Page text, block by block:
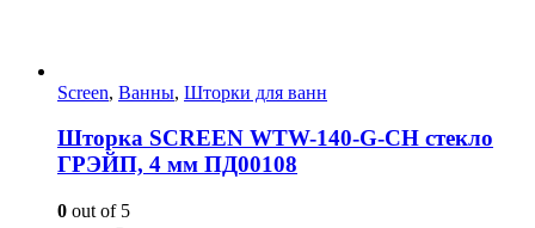
Screen, Ванны, Шторки для ванн
Шторка SCREEN WTW-140-G-CH стекло
ГРЭЙП, 4 мм ПД00108
0 out of 5